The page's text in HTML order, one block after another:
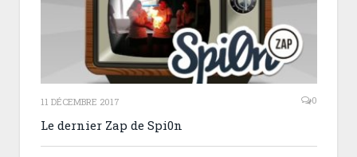
11 DÉCEMBRE 2017 0
Le dernier Zap de Spi0n